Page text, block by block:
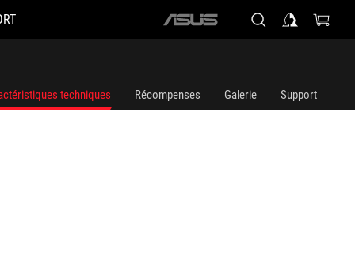
ASUS
techniques Récompenses Galerie Support